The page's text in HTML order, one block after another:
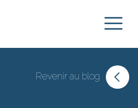
Revenir au blog